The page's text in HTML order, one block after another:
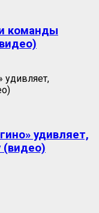
команды
удивляет,
(видео)